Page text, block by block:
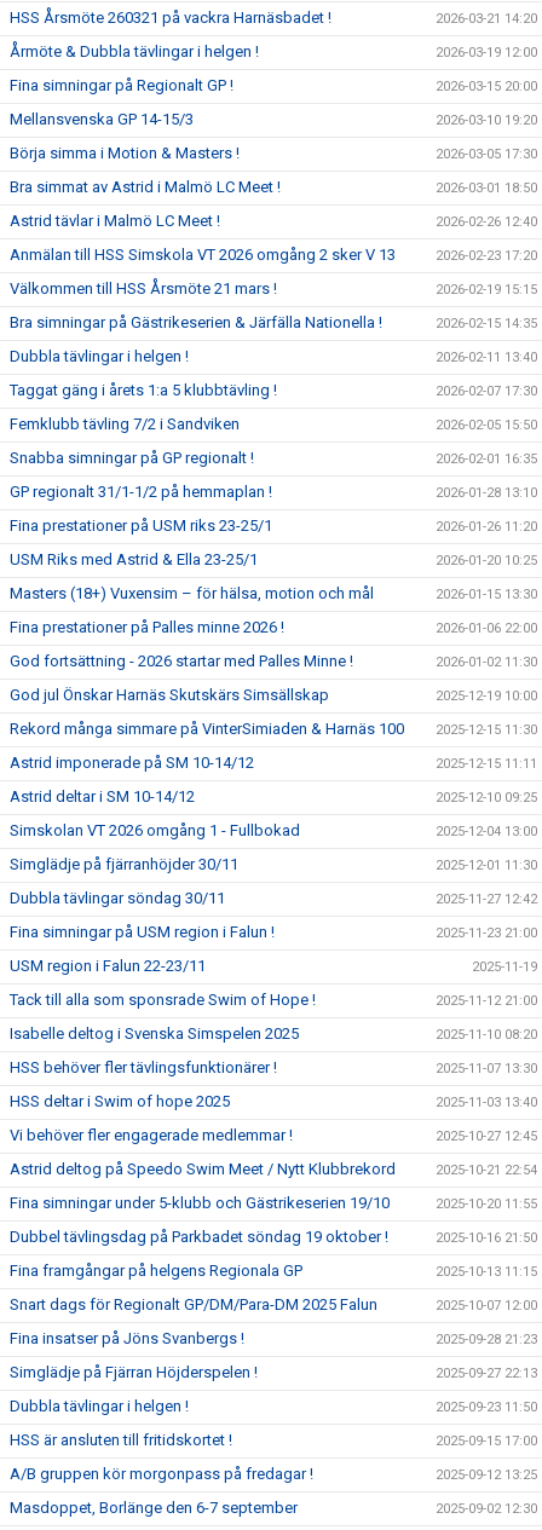
HSS Årsmöte 260321 på vackra Harnäsbadet ! 2026-03-21 14:20
Årmöte & Dubbla tävlingar i helgen ! 2026-03-19 12:00
Fina simningar på Regionalt GP ! 2026-03-15 20:00
Mellansvenska GP 14-15/3 2026-03-10 19:20
Börja simma i Motion & Masters ! 2026-03-05 17:30
Bra simmat av Astrid i Malmö LC Meet ! 2026-03-01 18:50
Astrid tävlar i Malmö LC Meet ! 2026-02-26 12:40
Anmälan till HSS Simskola VT 2026 omgång 2 sker V 13 2026-02-23 17:20
Välkommen till HSS Årsmöte 21 mars ! 2026-02-19 15:15
Bra simningar på Gästrikeserien & Järfälla Nationella ! 2026-02-15 14:35
Dubbla tävlingar i helgen ! 2026-02-11 13:40
Taggat gäng i årets 1:a 5 klubbtävling ! 2026-02-07 17:30
Femklubb tävling 7/2 i Sandviken 2026-02-05 15:50
Snabba simningar på GP regionalt ! 2026-02-01 16:35
GP regionalt 31/1-1/2 på hemmaplan ! 2026-01-28 13:10
Fina prestationer på USM riks 23-25/1 2026-01-26 11:20
USM Riks med Astrid & Ella 23-25/1 2026-01-20 10:25
Masters (18+) Vuxensim – för hälsa, motion och mål 2026-01-15 13:30
Fina prestationer på Palles minne 2026 ! 2026-01-06 22:00
God fortsättning - 2026 startar med Palles Minne ! 2026-01-02 11:30
God jul Önskar Harnäs Skutskärs Simsällskap 2025-12-19 10:00
Rekord många simmare på VinterSimiaden & Harnäs 100 2025-12-15 11:30
Astrid imponerade på SM 10-14/12 2025-12-15 11:11
Astrid deltar i SM 10-14/12 2025-12-10 09:25
Simskolan VT 2026 omgång 1 - Fullbokad 2025-12-04 13:00
Simglädje på fjärranhöjder 30/11 2025-12-01 11:30
Dubbla tävlingar söndag 30/11 2025-11-27 12:42
Fina simningar på USM region i Falun ! 2025-11-23 21:00
USM region i Falun 22-23/11 2025-11-19
Tack till alla som sponsrade Swim of Hope ! 2025-11-12 21:00
Isabelle deltog i Svenska Simspelen 2025 2025-11-10 08:20
HSS behöver fler tävlingsfunktionärer ! 2025-11-07 13:30
HSS deltar i Swim of hope 2025 2025-11-03 13:40
Vi behöver fler engagerade medlemmar ! 2025-10-27 12:45
Astrid deltog på Speedo Swim Meet / Nytt Klubbrekord 2025-10-21 22:54
Fina simningar under 5-klubb och Gästrikeserien 19/10 2025-10-20 11:55
Dubbel tävlingsdag på Parkbadet söndag 19 oktober ! 2025-10-16 21:50
Fina framgångar på helgens Regionala GP 2025-10-13 11:15
Snart dags för Regionalt GP/DM/Para-DM 2025 Falun 2025-10-07 12:00
Fina insatser på Jöns Svanbergs ! 2025-09-28 21:23
Simglädje på Fjärran Höjderspelen ! 2025-09-27 22:13
Dubbla tävlingar i helgen ! 2025-09-23 11:50
HSS är ansluten till fritidskortet ! 2025-09-15 17:00
A/B gruppen kör morgonpass på fredagar ! 2025-09-12 13:25
Masdoppet, Borlänge den 6-7 september 2025-09-02 12:30